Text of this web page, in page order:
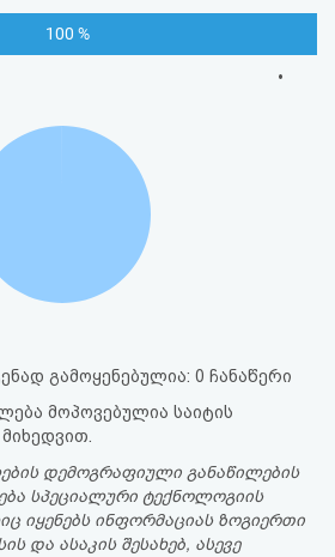
100 %
•
გამოყენებულია: 0 ჩანაწერი
მოპოვებულია საიტის
მიხედვით.
დემოგრაფიული განაწილების
სპეციალური ტექნოლოგიის
იყენებს ინფორმაციას ზოგიერთი
და ასაკის შესახებ, ასევე